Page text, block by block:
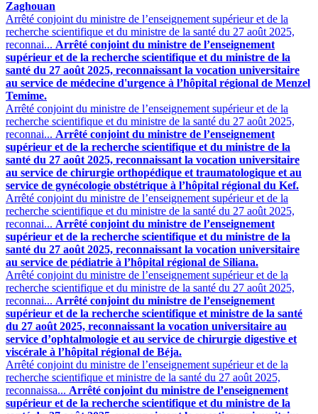
Zaghouan
Arrêté conjoint du ministre de l’enseignement supérieur et de la
recherche scientifique et du ministre de la santé du 27 août 2025,
reconnai... Arrêté conjoint du ministre de l’enseignement
supérieur et de la recherche scientifique et du ministre de la
santé du 27 août 2025, reconnaissant la vocation universitaire
au service de médecine d'urgence à l’hôpital régional de Menzel
Temime.
Arrêté conjoint du ministre de l’enseignement supérieur et de la
recherche scientifique et du ministre de la santé du 27 août 2025,
reconnai... Arrêté conjoint du ministre de l’enseignement
supérieur et de la recherche scientifique et du ministre de la
santé du 27 août 2025, reconnaissant la vocation universitaire
au service de chirurgie orthopédique et traumatologique et au
service de gynécologie obstétrique à l’hôpital régional du Kef.
Arrêté conjoint du ministre de l’enseignement supérieur et de la
recherche scientifique et du ministre de la santé du 27 août 2025,
reconnai... Arrêté conjoint du ministre de l’enseignement
supérieur et de la recherche scientifique et du ministre de la
santé du 27 août 2025, reconnaissant la vocation universitaire
au service de pédiatrie à l’hôpital régional de Siliana.
Arrêté conjoint du ministre de l’enseignement supérieur et de la
recherche scientifique et du ministre de la santé du 27 août 2025,
reconnai... Arrêté conjoint du ministre de l’enseignement
supérieur et de la recherche scientifique et ministre de la santé
du 27 août 2025, reconnaissant la vocation universitaire au
service d’ophtalmologie et au service de chirurgie digestive et
viscérale à l’hôpital régional de Béja.
Arrêté conjoint du ministre de l’enseignement supérieur et de la
recherche scientifique et ministre de la santé du 27 août 2025,
reconnaissa... Arrêté conjoint du ministre de l’enseignement
supérieur et de la recherche scientifique et du ministre de la